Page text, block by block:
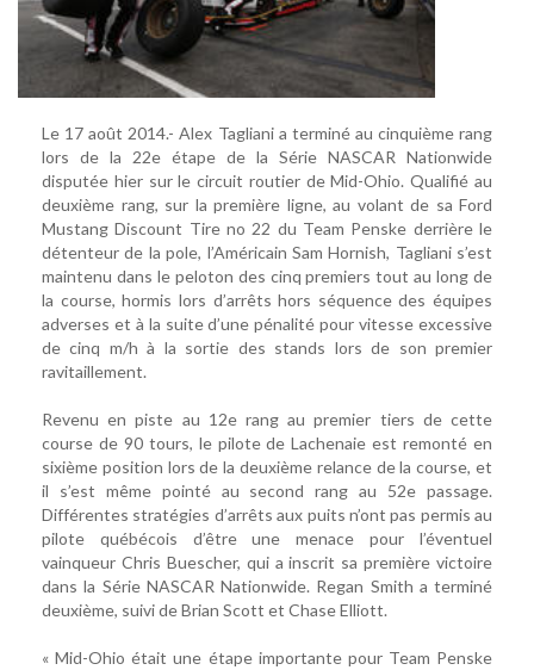
Le 17 août 2014.- Alex Tagliani a terminé au cinquième rang
lors de la 22e étape de la Série NASCAR Nationwide
disputée hier sur le circuit routier de Mid-Ohio. Qualifié au
deuxième rang, sur la première ligne, au volant de sa Ford
Mustang Discount Tire no 22 du Team Penske derrière le
détenteur de la pole, l’Américain Sam Hornish, Tagliani s’est
maintenu dans le peloton des cinq premiers tout au long de
la course, hormis lors d’arrêts hors séquence des équipes
adverses et à la suite d’une pénalité pour vitesse excessive
de cinq m/h à la sortie des stands lors de son premier
ravitaillement.
Revenu en piste au 12e rang au premier tiers de cette
course de 90 tours, le pilote de Lachenaie est remonté en
sixième position lors de la deuxième relance de la course, et
il s’est même pointé au second rang au 52e passage.
Différentes stratégies d’arrêts aux puits n’ont pas permis au
pilote québécois d’être une menace pour l’éventuel
vainqueur Chris Buescher, qui a inscrit sa première victoire
dans la Série NASCAR Nationwide. Regan Smith a terminé
deuxième, suivi de Brian Scott et Chase Elliott.
« Mid-Ohio était une étape importante pour Team Penske